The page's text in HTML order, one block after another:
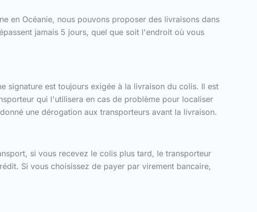
en Océanie, nous pouvons proposer des livraisons dans
jamais 5 jours, quel que soit l'endroit où vous
signature est toujours exigée à la livraison du colis. Il est
qui l'utilisera en cas de problème pour localiser
une dérogation aux transporteurs avant la livraison.
si vous recevez le colis plus tard, le transporteur
Si vous choisissez de payer par virement bancaire,